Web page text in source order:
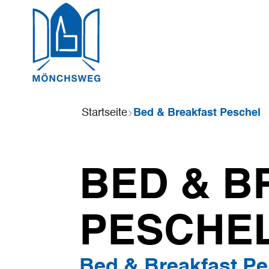
Sie
sind
Startseite Bed & Breakfast Peschel
BED &